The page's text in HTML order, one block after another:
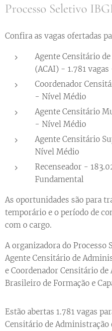
Processo Seletivo
Confira as vagas ofertadas
Agente Censitário
(ACAI) - 1.781
Coordenador
- Nível Médio
Agente Censitário
- Nível Médio
Agente Censitário
Nível Médio
Recenseador -
Fundamental
As oportunidades são para
temporário e o período de
com o cargo.
A organizadora do Processo
Agente Censitário de
e Coordenador Censitário
Brasileiro de Formação e
Estão abertas 1.781 vagas
Censitário de